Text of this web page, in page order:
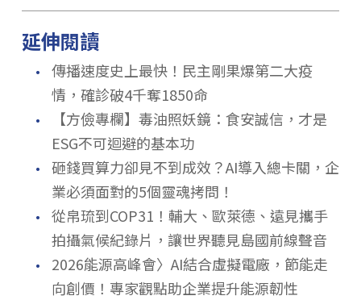
延伸閱讀
． 傳播速度史上最快！民主剛果爆第二大疫
情，確診破4千奪1850命
．
【方儉專欄】毒油照妖鏡：食安誠信，才是
ESG不可迴避的基本功
． 砸錢買算力卻見不到成效？AI導入總卡關，企
業必須面對的5個靈魂拷問！
． 從帛琉到COP31！輔大、歐萊德、遠見攜手
拍攝氣候紀錄片，讓世界聽見島國前線聲音
．
2026能源高峰會〉AI結合虛擬電廠，節能走
向創價！專家觀點助企業提升能源韌性